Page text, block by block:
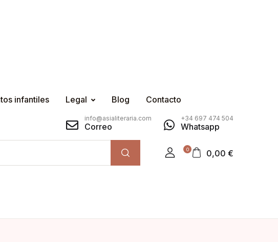
infantiles Legal Blog Contacto
info@asialiteraria.com
Correo
+34 697 474 504
Whatsapp
0 0,00 €